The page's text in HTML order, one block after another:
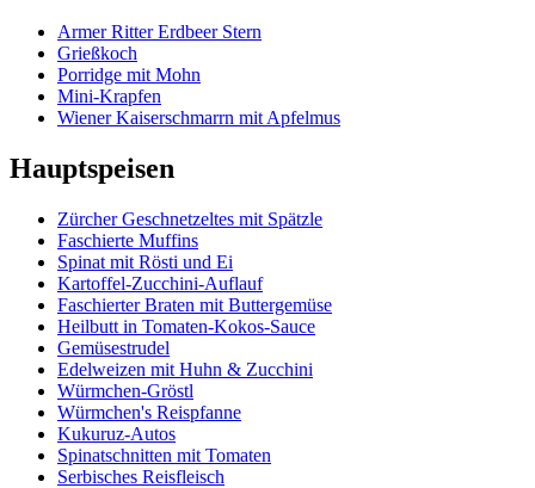
Armer Ritter Erdbeer Stern
Grießkoch
Porridge mit Mohn
Mini-Krapfen
Wiener Kaiserschmarrn mit Apfelmus
Hauptspeisen
Zürcher Geschnetzeltes mit Spätzle
Faschierte Muffins
Spinat mit Rösti und Ei
Kartoffel-Zucchini-Auflauf
Faschierter Braten mit Buttergemüse
Heilbutt in Tomaten-Kokos-Sauce
Gemüsestrudel
Edelweizen mit Huhn & Zucchini
Würmchen-Gröstl
Würmchen's Reispfanne
Kukuruz-Autos
Spinatschnitten mit Tomaten
Serbisches Reisfleisch